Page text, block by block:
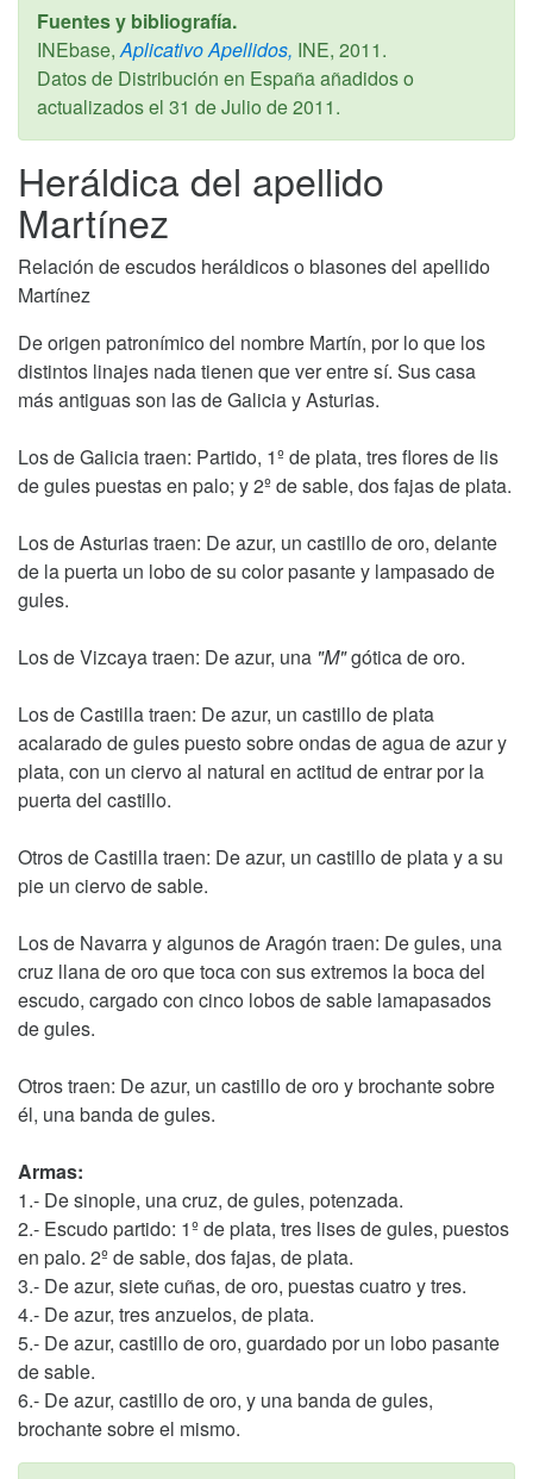
Fuentes y bibliografía.
INEbase, Aplicativo Apellidos, INE, 2011.
Datos de Distribución en España añadidos o
actualizados el 31 de Julio de 2011.
Heráldica del apellido
Martínez
Relación de escudos heráldicos o blasones del apellido
Martínez
De origen patronímico del nombre Martín, por lo que los
distintos linajes nada tienen que ver entre sí. Sus casa
más antiguas son las de Galicia y Asturias.
Los de Galicia traen: Partido, 1º de plata, tres flores de lis
de gules puestas en palo; y 2º de sable, dos fajas de plata.
Los de Asturias traen: De azur, un castillo de oro, delante
de la puerta un lobo de su color pasante y lampasado de
gules.
Los de Vizcaya traen: De azur, una "M"gótica de oro.
Los de Castilla traen: De azur, un castillo de plata
acalarado de gules puesto sobre ondas de agua de azur y
plata, con un ciervo al natural en actitud de entrar por la
puerta del castillo.
Otros de Castilla traen: De azur, un castillo de plata y a su
pie un ciervo de sable.
Los de Navarra y algunos de Aragón traen: De gules, una
cruz llana de oro que toca con sus extremos la boca del
escudo, cargado con cinco lobos de sable lamapasados
de gules.
Otros traen: De azur, un castillo de oro y brochante sobre
él, una banda de gules.
Armas:
1.- De sinople, una cruz, de gules, potenzada.
2.- Escudo partido: 1º de plata, tres lises de gules, puestos
en palo. 2º de sable, dos fajas, de plata.
3.- De azur, siete cuñas, de oro, puestas cuatro y tres.
4.- De azur, tres anzuelos, de plata.
5.- De azur, castillo de oro, guardado por un lobo pasante
de sable.
6.- De azur, castillo de oro, y una banda de gules,
brochante sobre el mismo.